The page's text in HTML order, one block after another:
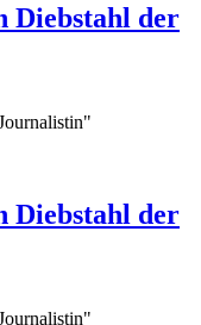
Diebstahl der
Diebstahl der